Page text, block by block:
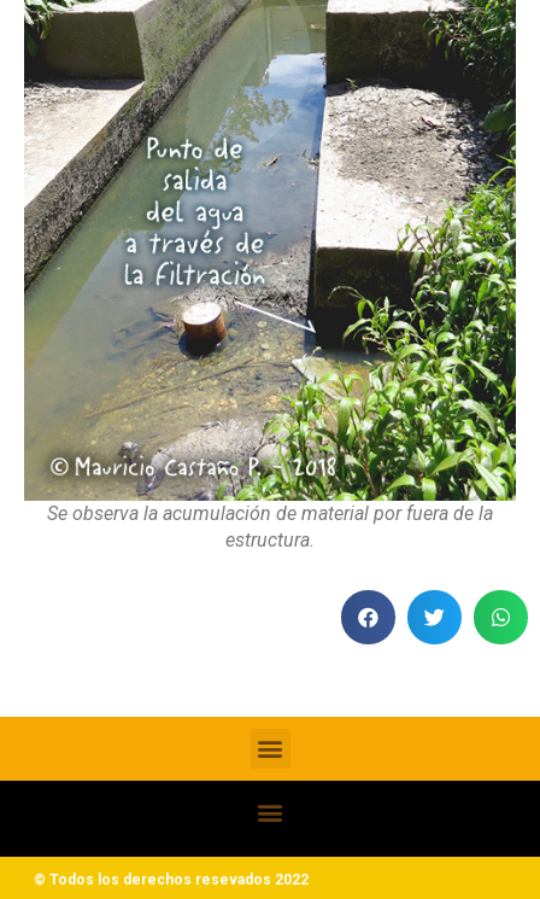
Se observa la acumulación de material por fuera de la
estructura.
© Todos los derechos resevados 2022